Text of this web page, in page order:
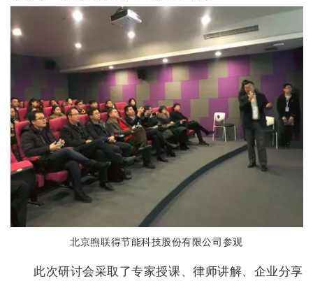
北京煦联得节能科技股份有限公司参观
此次研讨会采取了专家授课、律师讲解、企业分享